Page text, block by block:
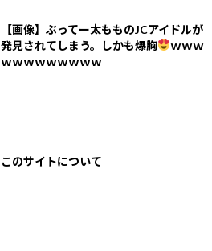
【画像】ぶってー太もものJCアイドルが
発見されてしまう。しかも爆胸
ｗｗｗ
ｗｗｗｗｗｗｗｗｗ
このサイトについて